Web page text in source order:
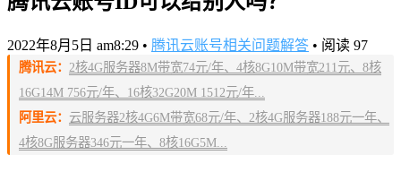
2022年8月5日 am8:29 • 腾讯云账号相关问题解答 • 阅读 97
腾讯云： 2核4G服务器8M带宽74元/年、4核8G10M带宽211元、8核
16G14M 756元/年、16核32G20M 1512元/年...
阿里云： 云服务器2核4G6M带宽68元/年、2核4G服务器188元一年、
4核8G服务器346元一年、8核16G5M...